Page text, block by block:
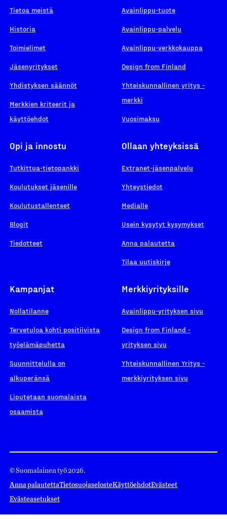
Tietoa meistä
Historia
Toimielimet
Jäsenyritykset
Yhdistyksen säännöt
Merkkien kriteerit ja
käyttöehdot
Avainlippu-tuote
Avainlippu-palvelu
Avainlippu-verkkokauppa
Design from Finland
Yhteiskunnallinen yritys -
merkki
Vuosimaksu
Opi ja innostu
Tutkittua-tietopankki
Koulutukset jäsenille
Koulutustallenteet
Blogit
Tiedotteet
Ollaan yhteyksissä
Extranet-jäsenpalvelu
Yhteystiedot
Medialle
Usein kysytyt kysymykset
Anna palautetta
Tilaa uutiskirje
Kampanjat
Nollatilanne
Tervetuloa kohti positiivista
työelämäpuhetta
Suunnittelulla on
alkuperänsä
Liputetaan suomalaista
osaamista
Merkkiyrityksille
Avainlippu-yrityksen sivu
Design from Finland -
yrityksen sivu
Yhteiskunnallinen Yritys -
merkkiyrityksen sivu
© Suomalainen työ 2026.
Anna palautettaTietosuojaselosteKäyttöehdotEvästeet
Evästeasetukset